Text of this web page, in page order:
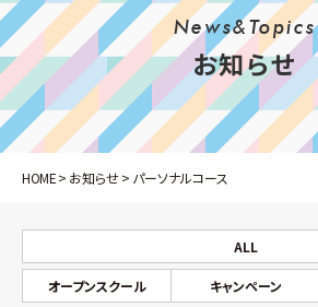
News&Topics
お知らせ
HOME> お知らせ> パーソナルコース
ALL
オープンスクール キャンペーン